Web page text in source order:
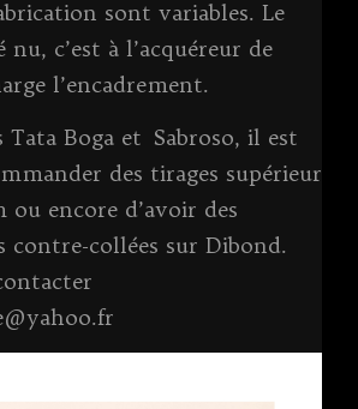
sont variables. Le
c’est à l’acquéreur de
l’encadrement.
Tata Boga et Sabroso, il est
des tirages supérieur
ou encore d’avoir des
contre-collées sur Dibond.